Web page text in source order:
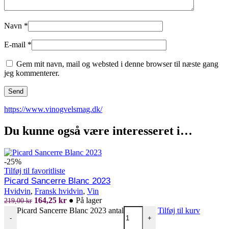
Navn *
E-mail *
Gem mit navn, mail og websted i denne browser til næste gang
jeg kommenterer.
https://www.vinogvelsmag.dk/
Du kunne også være interesseret i…
-25%
Tilføj til favoritliste
Picard Sancerre Blanc 2023
Hvidvin, Fransk hvidvin, Vin
219,00kr 164,25 kr ● På lager
-
Picard Sancerre Blanc 2023 antal
+
Tilføj til kurv